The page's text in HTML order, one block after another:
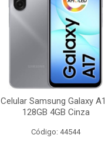
Celular Samsung Galaxy
128GB 4GB Cinza
Código: 44544